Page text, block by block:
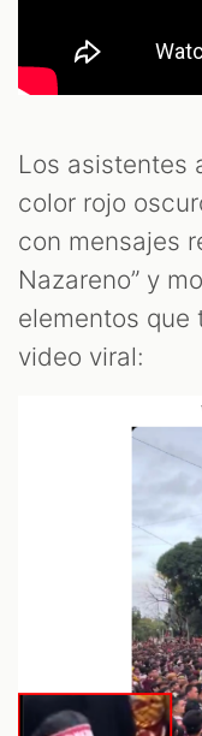
Los asistentes
color rojo
con mensajes
Nazareno” y
elementos que
video viral: